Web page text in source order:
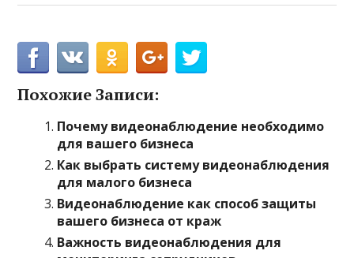
Похожие Записи:
Почему видеонаблюдение необходимо
для вашего бизнеса
Как выбрать систему видеонаблюдения
для малого бизнеса
Видеонаблюдение как способ защиты
вашего бизнеса от краж
Важность видеонаблюдения для